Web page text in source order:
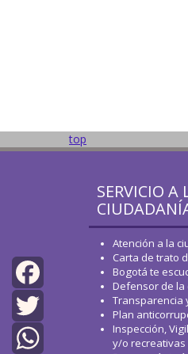
Facebook
Twitter
top
SERVICIO A
Atención a la
Carta de trato
Bogotá te
Defensor de la
Transparencia
Plan
Inspección,
y/o recreativas